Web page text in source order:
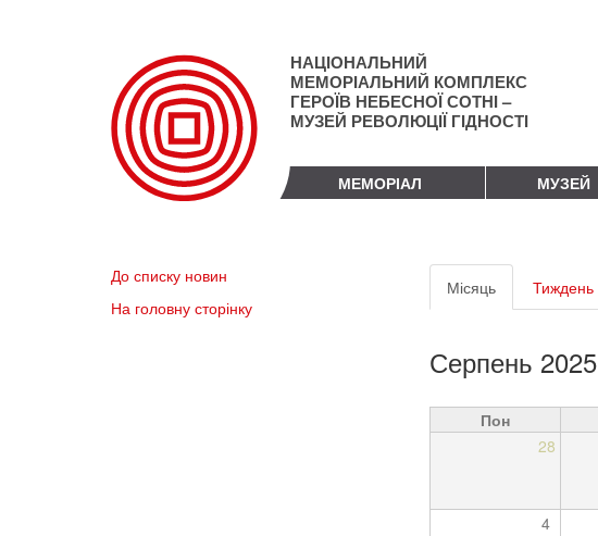
НАЦІОНАЛЬНИЙ
МЕМОРІАЛЬНИЙ КОМПЛЕКС
ГЕРОЇВ НЕБЕСНОЇ СОТНІ –
МУЗЕЙ РЕВОЛЮЦІЇ ГІДНОСТІ
МЕМОРІАЛ МУЗЕЙ
До списку новин
На головну сторінку
Первинні
вкладки
Місяць(активна
вкладка)
Тиждень
Серпень 2025
Пон
28
4